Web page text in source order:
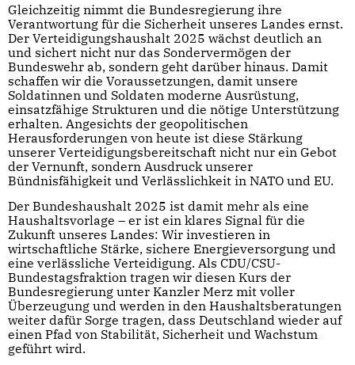
Gleichzeitig nimmt die Bundesregierung ihre
Verantwortung für die Sicherheit unseres Landes ernst.
Der Verteidigungshaushalt 2025 wächst deutlich an
und sichert nicht nur das Sondervermögen der
Bundeswehr ab, sondern geht darüber hinaus. Damit
schaffen wir die Voraussetzungen, damit unsere
Soldatinnen und Soldaten moderne Ausrüstung,
einsatzfähige Strukturen und die nötige Unterstützung
erhalten. Angesichts der geopolitischen
Herausforderungen von heute ist diese Stärkung
unserer Verteidigungsbereitschaft nicht nur ein Gebot
der Vernunft, sondern Ausdruck unserer
Bündnisfähigkeit und Verlässlichkeit in NATO und EU.
Der Bundeshaushalt 2025 ist damit mehr als eine
Haushaltsvorlage – er ist ein klares Signal für die
Zukunft unseres Landes: Wir investieren in
wirtschaftliche Stärke, sichere Energieversorgung und
eine verlässliche Verteidigung. Als CDU/CSU-
Bundestagsfraktion tragen wir diesen Kurs der
Bundesregierung unter Kanzler Merz mit voller
Überzeugung und werden in den Haushaltsberatungen
weiter dafür Sorge tragen, dass Deutschland wieder auf
einen Pfad von Stabilität, Sicherheit und Wachstum
geführt wird.